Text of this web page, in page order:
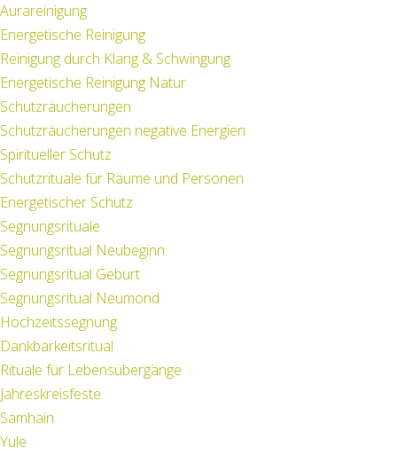
Aurareinigung
Energetische Reinigung
Reinigung durch Klang & Schwingung
Energetische Reinigung Natur
Schutzräucherungen
Schutzräucherungen negative Energien
Spiritueller Schutz
Schutzrituale für Räume und Personen
Energetischer Schutz
Segnungsrituale
Segnungsritual Neubeginn
Segnungsritual Geburt
Segnungsritual Neumond
Hochzeitssegnung
Dankbarkeitsritual
Rituale für Lebensübergänge
Jahreskreisfeste
Samhain
Yule